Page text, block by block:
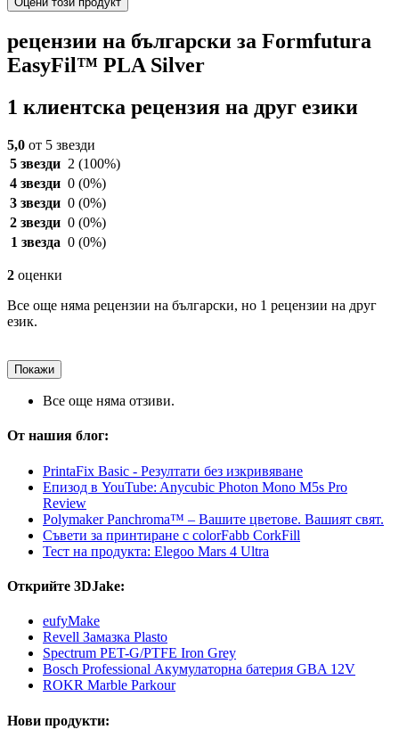
рецензии на български за Formfutura
EasyFil™ PLA Silver
1 клиентска рецензия на друг езики
5,0 от 5 звезди
5 звезди 2 (100%)
4 звезди 0 (0%)
3 звезди 0 (0%)
2 звезди 0 (0%)
1 звезда 0 (0%)
2 оценки
Все още няма рецензии на български, но 1 рецензии на друг
език.
Покажи
Все още няма отзиви.
От нашия блог:
PrintaFix Basic - Резултати без изкривяване
Епизод в YouTube: Anycubic Photon Mono M5s Pro
Review
Polymaker Panchroma™ – Вашите цветове. Вашият свят.
Съвети за принтиране с colorFabb CorkFill
Тест на продукта: Elegoo Mars 4 Ultra
Открийте 3DJake:
eufyMake
Revell Замазка Plasto
Spectrum PET-G/PTFE Iron Grey
Bosch Professional Акумулаторна батерия GBA 12V
ROKR Marble Parkour
Нови продукти: